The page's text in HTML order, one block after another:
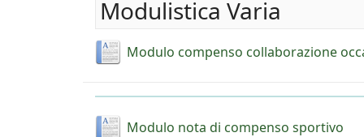
Modulistica Varia
Modulo compenso collaborazione
Modulo nota di compenso sportivo